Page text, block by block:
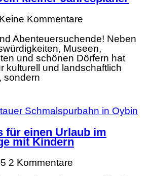
Keine Kommentare
Abenteuersuchende! Neben
Museen,
und schönen Dörfern hat
kulturell und landschaftlich
sondern
für einen Urlaub im
mit Kindern
2 Kommentare